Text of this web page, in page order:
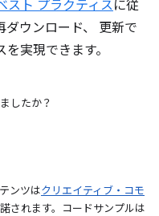
スト プラクティスに従
ダウンロード、 更新で
実現できます。
したか？
ンツはクリエイティブ・コモ
されます。コードサンプルは